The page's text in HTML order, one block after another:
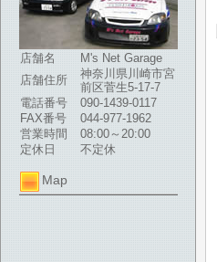
店舗名
M's Net Garage
店舗住所
神奈川県川崎市宮
前区菅生5-17-7
電話番号
090-1439-0117
FAX番号
044-977-1962
営業時間
08:00～20:00
定休日
不定休
Map